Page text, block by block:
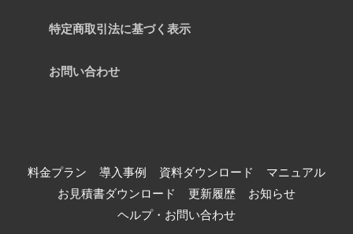
特定商取引法に基づく表示
お問い合わせ
料金プラン 導入事例 資料ダウンロード
マニュアル
お見積書ダウンロード
更新履歴
お知らせ
ヘルプ・お問い合わせ